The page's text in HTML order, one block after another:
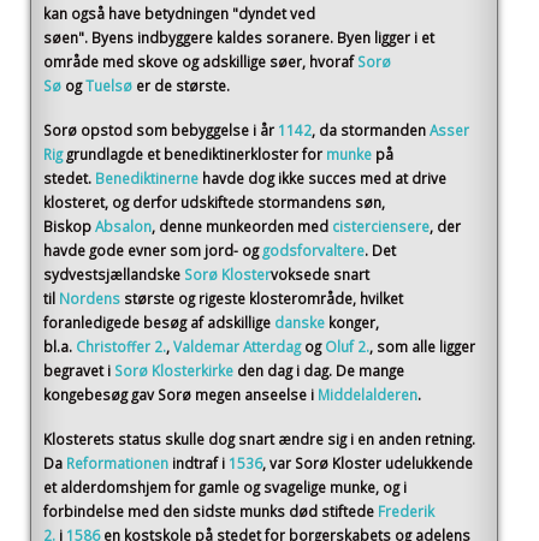
kan også have betydningen "dyndet ved
søen". Byens indbyggere kaldes soranere. Byen ligger i et
område med skove og adskillige søer, hvoraf Sorø
Sø ogTuelsø er de største.
Sorø opstod som bebyggelse i år 1142, da stormandenAsser
Rig grundlagde et benediktinerkloster for munke på
stedet. Benediktinerne havde dog ikke succes med at drive
klosteret, og derfor udskiftede stormandens søn,
BiskopAbsalon, denne munkeorden med cisterciensere, der
havde gode evner som jord- og godsforvaltere. Det
sydvestsjællandske Sorø Klostervoksede snart
til Nordens største og rigeste klosterområde, hvilket
foranledigede besøg af adskillige danske konger,
bl.a. Christoffer 2.,Valdemar Atterdag og Oluf 2., som alle ligger
begravet i Sorø Klosterkirke den dag i dag. De mange
kongebesøg gav Sorø megen anseelse i Middelalderen.
Klosterets status skulle dog snart ændre sig i en anden retning.
Da Reformationen indtraf i 1536, var Sorø Kloster udelukkende
et alderdomshjem for gamle og svagelige munke, og i
forbindelse med den sidste munks død stiftede Frederik
2. i 1586 en kostskole på stedet for borgerskabets og adelens